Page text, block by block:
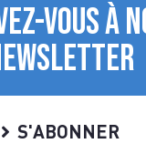
VOUS À
S'ABONNER